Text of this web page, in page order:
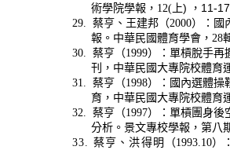
術學院學報，12(上)
，11-
29. 蔡亨、王建邦（2000）：國
報。中華民國體育學會，28
30. 蔡亨（1999）：單槓脫手再
刊，中華民國大專院校體育
31. 蔡亨（1998）：國內選體操
育，中華民國大專院校體育
32. 蔡亨（1997）：單槓團身後
分析。景文專校學報，第八
33. 蔡亨、洪得明 （1993.10）